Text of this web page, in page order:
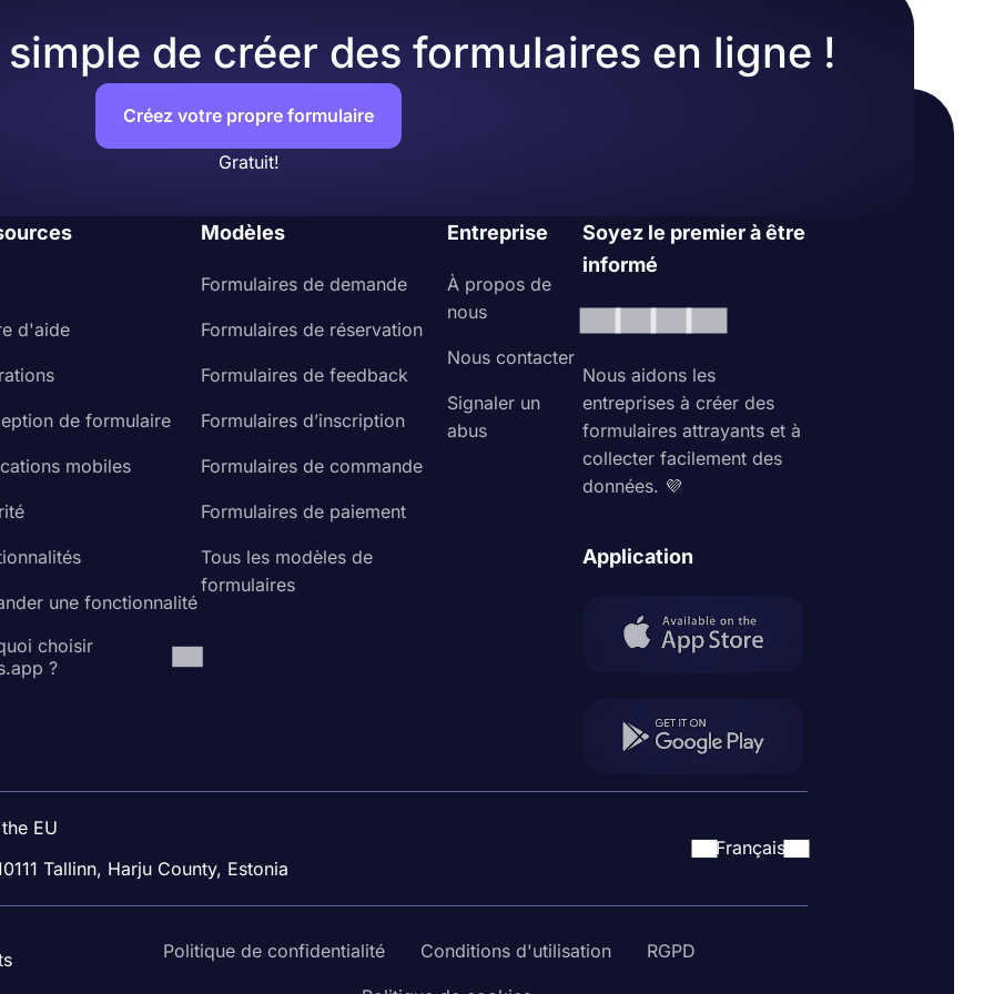
de créer des formulaires en ligne !
Créez votre propre formulaire
Gratuit!
d'aide
de formulaire
mobiles
une fonctionnalité
choisir
?
Modèles
Formulaires de demande
Formulaires de réservation
Formulaires de feedback
Formulaires d’inscription
Formulaires de commande
Formulaires de paiement
Tous les modèles de
formulaires
Entreprise
À propos de
nous
Nous contacter
Signaler un
abus
Soyez le premier à être
informé
Nous aidons les
entreprises à créer des
formulaires attrayants et à
collecter facilement des
données. 💜
Application
EU
Tallinn, Harju County, Estonia
Français
Politique de confidentialité Conditions d'utilisation RGPD